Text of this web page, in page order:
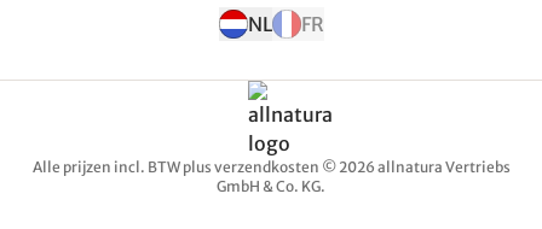
NL FR
Alle prijzen incl. BTW plus verzendkosten © 2026 allnatura Vertriebs
GmbH & Co. KG.